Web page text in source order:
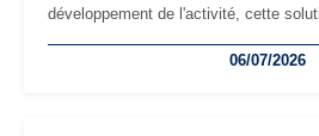
développement de l'activité, cette
professionnels, recrutement, image de
06/07/2026